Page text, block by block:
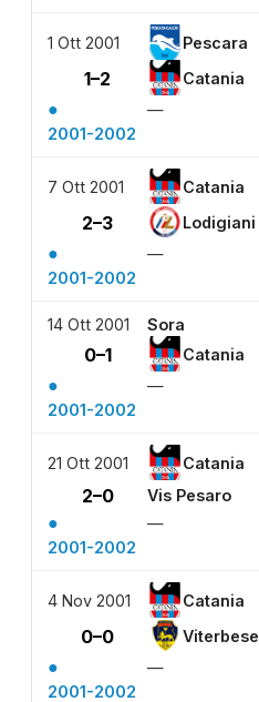
1 Ott 2001 Pescara
1–2 Catania
●
—
2001-2002
7 Ott 2001 Catania
2–3 Lodigiani
●
—
2001-2002
14 Ott 2001 Sora
0–1 Catania
●
—
2001-2002
21 Ott 2001 Catania
2–0 Vis Pesaro
●
—
2001-2002
4 Nov 2001 Catania
0–0 Viterbese
●
—
2001-2002